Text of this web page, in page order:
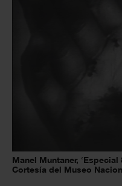
Manel Muntaner,
Cortesía del Museo